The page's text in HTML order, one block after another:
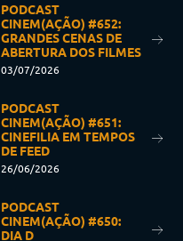
PODCAST
CINEM(AÇÃO) #652:
GRANDES CENAS DE
ABERTURA DOS FILMES
03/07/2026
PODCAST
CINEM(AÇÃO) #651:
CINEFILIA EM TEMPOS
DE FEED
26/06/2026
PODCAST
CINEM(AÇÃO) #650:
DIA D